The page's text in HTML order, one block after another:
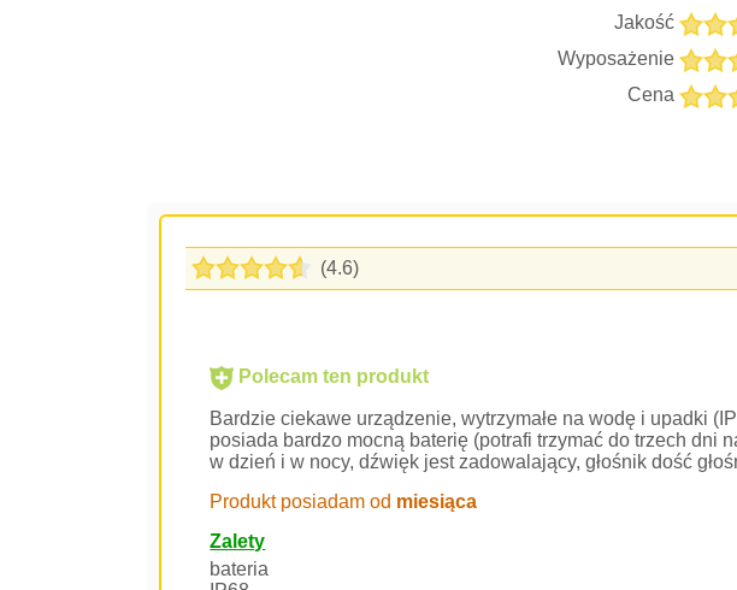
Jakość
Wyposażenie
Cena
(4.6)
Polecam ten produkt
Bardzie ciekawe urządzenie, wytrzymałe na wodę i upadki
posiada bardzo mocną baterię (potrafi trzymać do trzech dni
w dzień i w nocy, dźwięk jest zadowalający, głośnik dość
Produkt posiadam od miesiąca
Zalety
bateria